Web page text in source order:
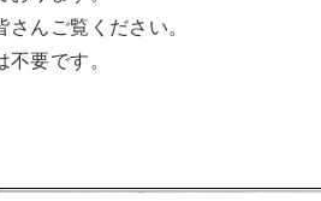
んご覧ください。
要です。